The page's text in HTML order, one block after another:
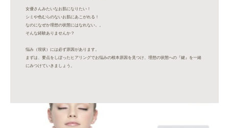
女優さんみたいなお肌になりたい！
シミや色むらのないお肌にあこがれる！
なのになぜか理想の状態にはなれない。。
そんな経験ありませんか？
悩み（現状）には必ず原因があります。
まずは、要点をしぼったヒアリングでお悩みの根本原因を見つけ、理想の状態への『鍵』を一緒
にみつけていきましょう。